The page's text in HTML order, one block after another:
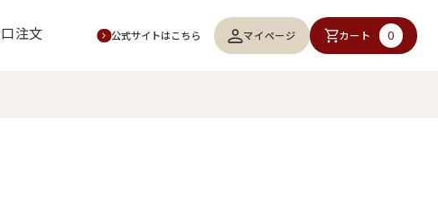
注文 公式サイトはこちら マイページ カート 0